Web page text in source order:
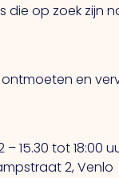
op zoek zijn
en
15.30 tot 18:00
2, Venlo